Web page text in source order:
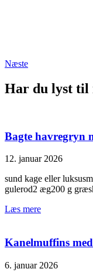
Næste
Har du lyst til
Bagte havregryn
12. januar 2026
sund kage eller
gulerod2 æg200 g
Læs mere
Kanelmuffins
6. januar 2026